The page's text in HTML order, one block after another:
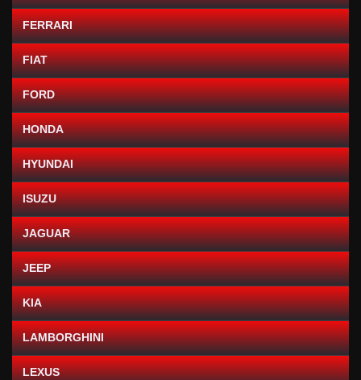
FERRARI
FIAT
FORD
HONDA
HYUNDAI
ISUZU
JAGUAR
JEEP
KIA
LAMBORGHINI
LEXUS